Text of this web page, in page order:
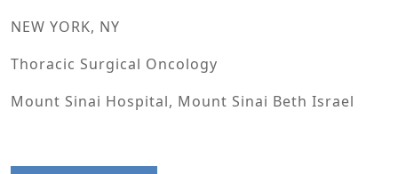
NEW YORK, NY
Thoracic Surgical Oncology
Mount Sinai Hospital, Mount Sinai Beth Israel